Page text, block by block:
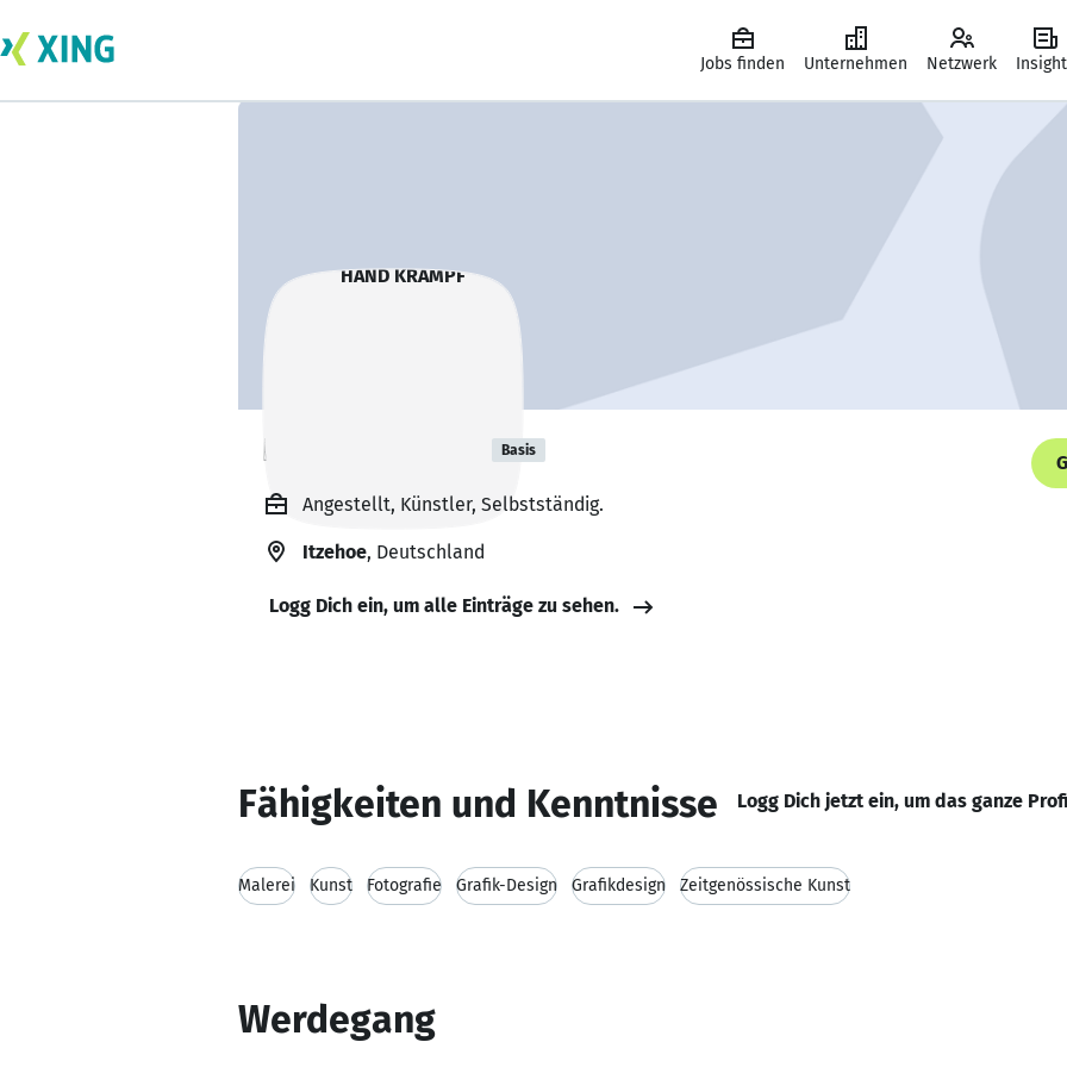
Jobs finden Unternehmen Netzwerk
HAND KRAMPF Basis
Angestellt, Künstler, Selbstständig.
Itzehoe, Deutschland
Logg Dich ein, um alle Einträge zu sehen.
Fähigkeiten und Kenntnisse Logg Dich jetzt ein, um das ganze
Malerei Kunst Fotografie Grafik-Design Grafikdesign Zeitgenössische Kunst
Werdegang